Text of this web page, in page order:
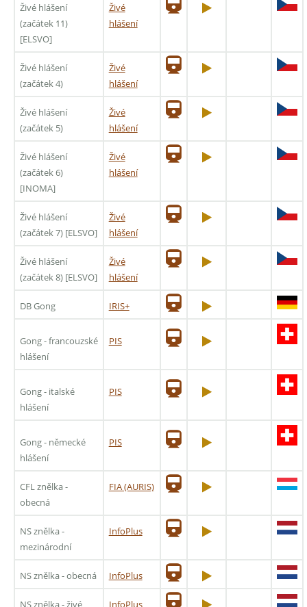
Živé hlášení
(začátek 11)
[ELSVO]
Živé
hlášení
Živé hlášení
(začátek 4)
Živé
hlášení
Živé hlášení
(začátek 5)
Živé
hlášení
Živé hlášení
(začátek 6)
[INOMA]
Živé
hlášení
Živé hlášení
(začátek 7) [ELSVO]
Živé
hlášení
Živé hlášení
(začátek 8) [ELSVO]
Živé
hlášení
DB Gong IRIS+
Gong - francouzské
hlášení
PIS
Gong - italské
hlášení
PIS
Gong - německé
hlášení
PIS
CFL znělka -
obecná
FIA (AURIS)
NS znělka -
mezinárodní
InfoPlus
NS znělka - obecná InfoPlus
NS znělka - živé InfoPlus